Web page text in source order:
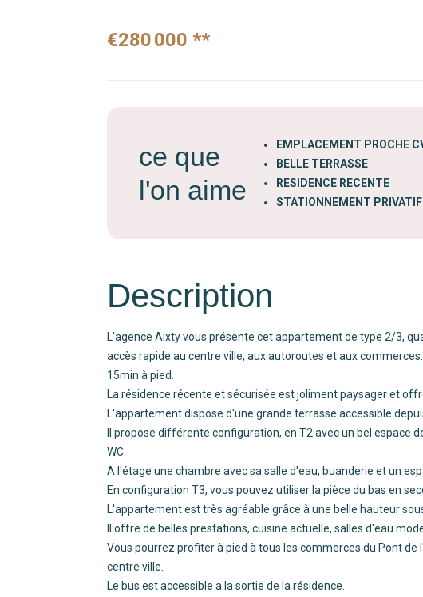
€280 000 **
ce que
l'on aime
EMPLACEMENT PROCHE
BELLE TERRASSE
RESIDENCE RECENTE
STATIONNEMENT PRIVATIF
Description
L'agence Aixty vous présente cet appartement de type 2/3,
accès rapide au centre ville, aux autoroutes et aux
15min à pied.
La résidence récente et sécurisée est joliment paysager et
L'appartement dispose d'une grande terrasse accessible
Il propose différente configuration, en T2 avec un bel espace
WC.
A l'étage une chambre avec sa salle d'eau, buanderie et un
En configuration T3, vous pouvez utiliser la pièce du bas en
L'appartement est très agréable grâce à une belle hauteur
Il offre de belles prestations, cuisine actuelle, salles d'eau
Vous pourrez profiter à pied à tous les commerces du Pont
centre ville.
Le bus est accessible a la sortie de la résidence.